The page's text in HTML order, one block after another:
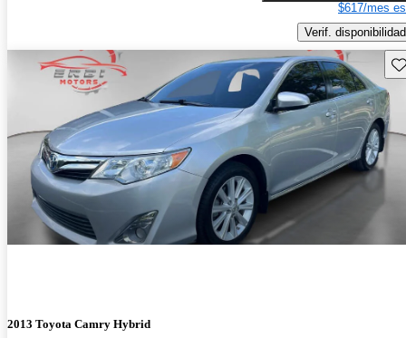
$617/mes
Verif. disponibilidad
2013 Toyota Camry Hybrid